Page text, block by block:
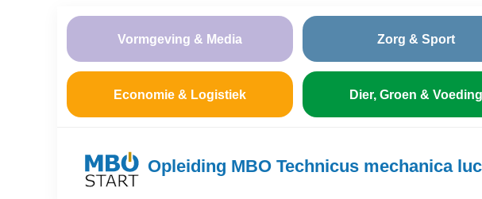
Vormgeving & Media Zorg & Sport
Economie & Logistiek Dier, Groen & Voeding
Opleiding MBO Technicus mechanica